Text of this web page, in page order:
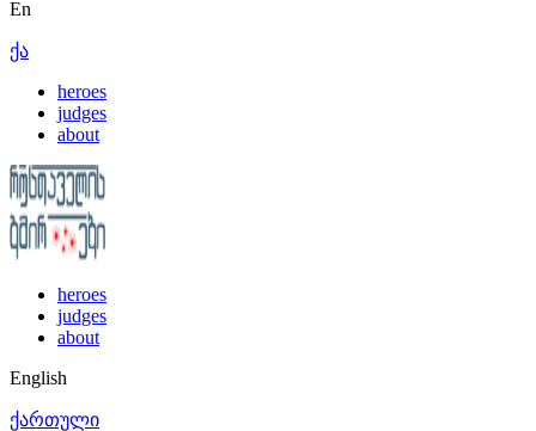
En
ქა
heroes
judges
about
heroes
judges
about
English
ქართული